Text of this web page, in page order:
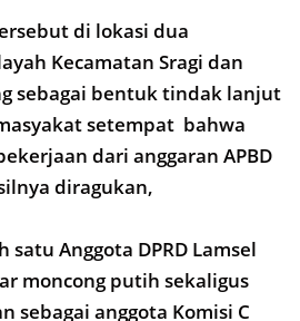
di lokasi dua
Kecamatan Sragi dan
sebagai bentuk tindak lanjut
setempat bahwa
dari anggaran APBD
diragukan,
satu Anggota DPRD Lamsel
moncong putih sekaligus
sebagai anggota Komisi C